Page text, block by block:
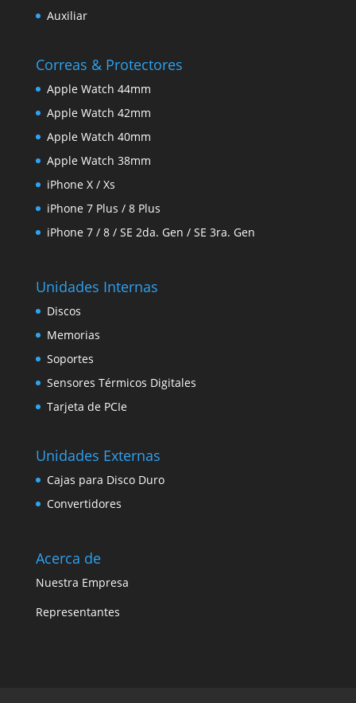
Auxiliar
Correas & Protectores
Apple Watch 44mm
Apple Watch 42mm
Apple Watch 40mm
Apple Watch 38mm
iPhone X / Xs
iPhone 7 Plus / 8 Plus
iPhone 7 / 8 / SE 2da. Gen / SE 3ra. Gen
Unidades Internas
Discos
Memorias
Soportes
Sensores Térmicos Digitales
Tarjeta de PCIe
Unidades Externas
Cajas para Disco Duro
Convertidores
Acerca de
Nuestra Empresa
Representantes